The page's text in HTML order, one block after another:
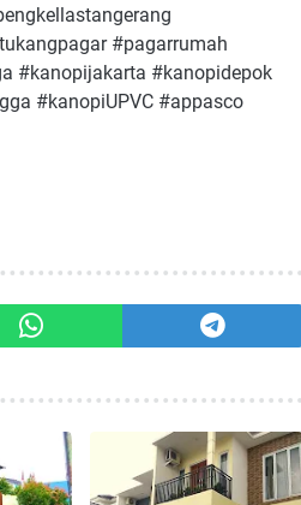
#pagarrumah
#kanopijakarta #kanopidepok
#kanopiUPVC #appasco